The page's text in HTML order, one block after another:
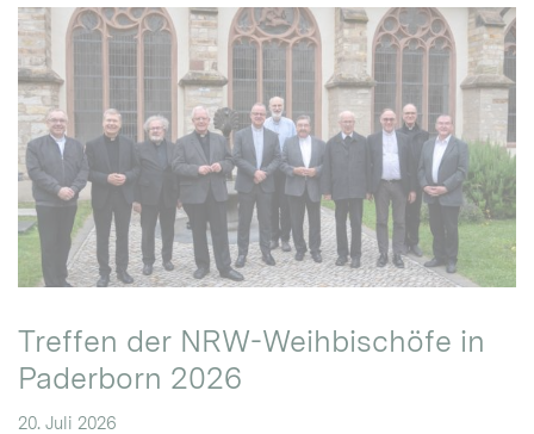
Treffen der NRW-Weihbischöfe in
Paderborn 2026
20. Juli 2026